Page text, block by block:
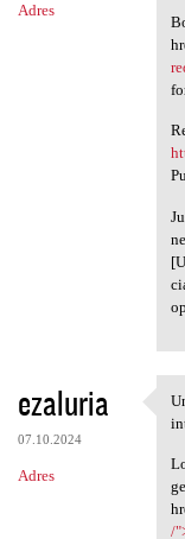
Adres
ezaluria
07.10.2024
Adres
/